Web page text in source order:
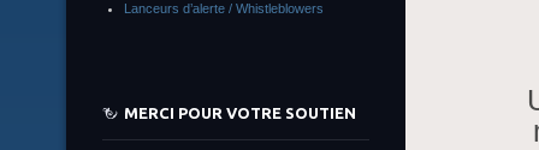
Lanceurs d’alerte / Whistleblowers
MERCI POUR VOTRE SOUTIEN